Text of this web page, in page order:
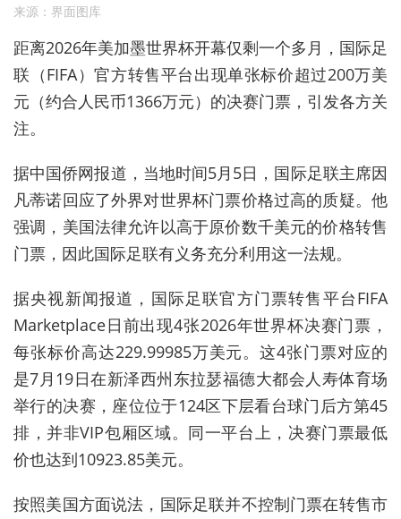
来源：界面图库
距离2026年美加墨世界杯开幕仅剩一个多月，国际足
联（FIFA）官方转售平台出现单张标价超过200万美
元（约合人民币1366万元）的决赛门票，引发各方关
注。
据中国侨网报道，当地时间5月5日，国际足联主席因
凡蒂诺回应了外界对世界杯门票价格过高的质疑。他
强调，美国法律允许以高于原价数千美元的价格转售
门票，因此国际足联有义务充分利用这一法规。
据央视新闻报道，国际足联官方门票转售平台FIFA
Marketplace日前出现4张2026年世界杯决赛门票，
每张标价高达229.99985万美元。这4张门票对应的
是7月19日在新泽西州东拉瑟福德大都会人寿体育场
举行的决赛，座位位于124区下层看台球门后方第45
排，并非VIP包厢区域。同一平台上，决赛门票最低
价也达到10923.85美元。
按照美国方面说法，国际足联并不控制门票在转售市